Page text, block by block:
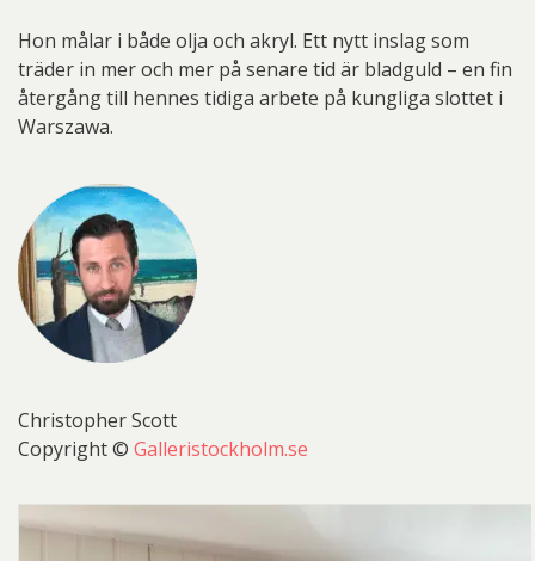
Hon målar i både olja och akryl. Ett nytt inslag som
träder in mer och mer på senare tid är bladguld – en fin
återgång till hennes tidiga arbete på kungliga slottet i
Warszawa.
Christopher Scott
Copyright © Galleristockholm.se